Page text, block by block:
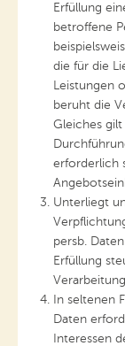
Erfüllung
betroffene
die für die
Leistungen
beruht die
Gleiches
erforderlich
Unterliegt
persb.
Erfüllung
In seltenen
Daten
Interessen